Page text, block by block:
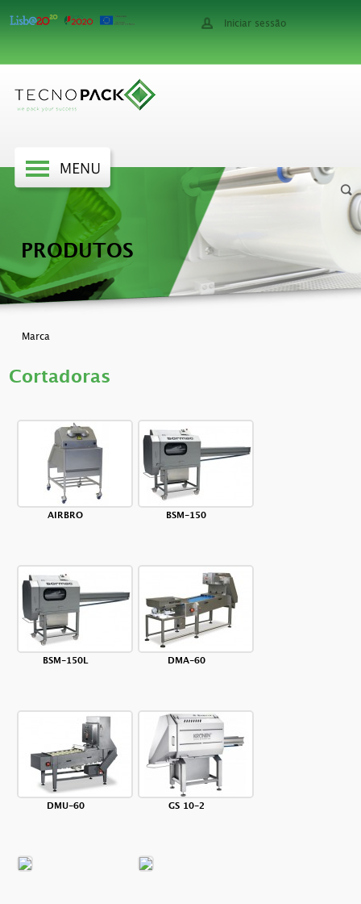
Iniciar sessão
PRODUTOS
Marca
Cortadoras
AIRBRO BSM-150
BSM-150L DMA-60
DMU-60 GS 10-2